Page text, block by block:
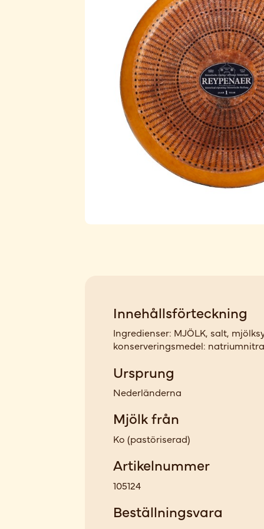
Innehållsförteckning
Ingredienser: MJÖLK, salt,
konserveringsmedel:
Ursprung
Nederländerna
Mjölk från
Ko (pastöriserad)
Artikelnummer
105124
Beställningsvara